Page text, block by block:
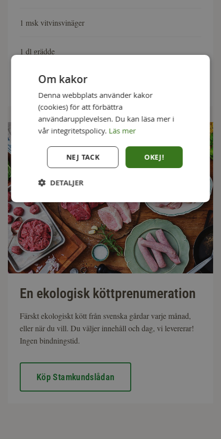
1 msk vitvinsvinäger
1 dl grädde
1 dl créme fraiche
En ekologisk köttprenumeration
Färskt ekologiskt kött från svenska gårdar varje månad,
eller när du vill. Du väljer innehåll och dag, vi levererar!
Ingen bindningstid.
Köp Stamkundslådan
Om kakor
Denna webbplats använder kakor
(cookies) för att förbättra
användarupplevelsen. Du kan läsa mer i
vår integritetspolicy. Läs mer
OKEJ!
NEJ TACK
DETALJER